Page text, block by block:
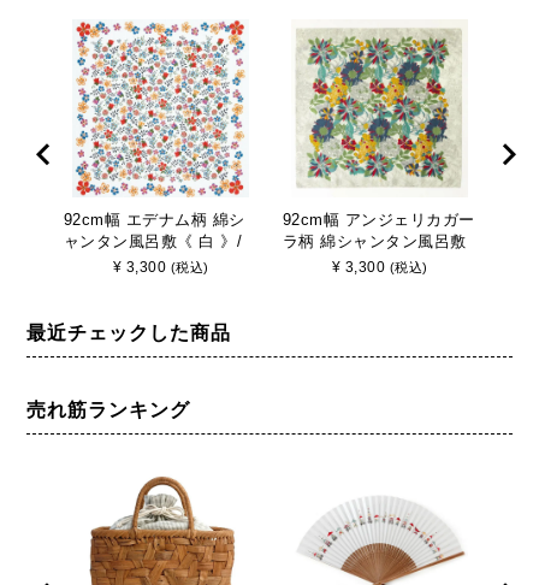
92cm幅 エデナム柄 綿シ
ャンタン風呂敷《 白 》/
Liberty リバティ柄 大判ふ
¥ 3,300 (税込)
92cm幅 アンジェリカガー
ラ柄 綿シャンタン風呂敷
《 青 》/ Liberty リバティ
¥ 3,300 (税込)
最近チェックした商品
売れ筋ランキング